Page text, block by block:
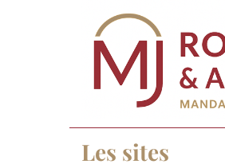
Les sites